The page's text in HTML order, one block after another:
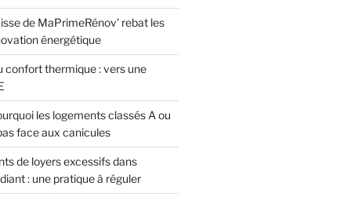
de MaPrimeRénov’ rebat les
énergétique
confort thermique : vers une
les logements classés A ou
face aux canicules
de loyers excessifs dans
: une pratique à réguler